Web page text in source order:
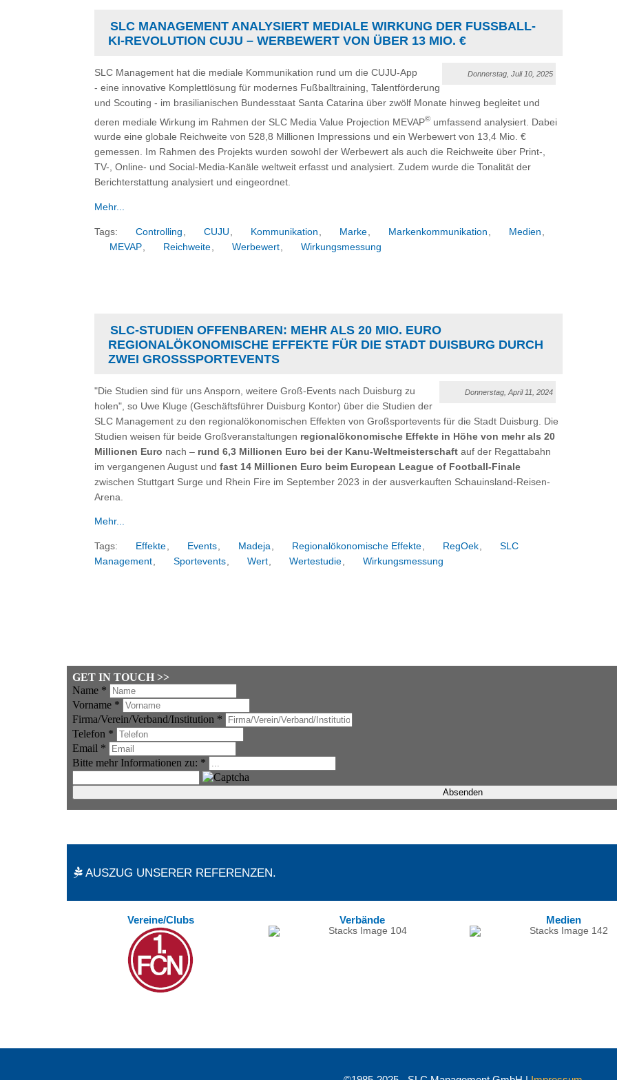
SLC MANAGEMENT ANALYSIERT MEDIALE WIRKUNG DER FUSSBALL-K
I-REVOLUTION CUJU – WERBEWERT VON ÜBER 13 MIO. €
Donnerstag, Juli 10, 2025
SLC Management hat die mediale Kommunikation rund um die CUJU-App
- eine innovative Komplettlösung für modernes Fußballtraining, Talentförderung
und Scouting - im brasilianischen Bundesstaat Santa Catarina über zwölf Monate hinweg begleitet und
deren mediale Wirkung im Rahmen der SLC Media Value Projection MEVAP© umfassend analysiert. Dabei
wurde eine globale Reichweite von 528,8 Millionen Impressions und ein Werbewert von 13,4 Mio. €
gemessen. Im Rahmen des Projekts wurden sowohl der Werbewert als auch die Reichweite über Print-,
TV-, Online- und Social-Media-Kanäle weltweit erfasst und analysiert. Zudem wurde die Tonalität der
Berichterstattung analysiert und eingeordnet.
Mehr...
Tags: Controlling CUJU Kommunikation Marke Markenkommunikation Medien
MEVAP
Reichweite Werbewert Wirkungsmessung
SLC-STUDIEN OFFENBAREN: MEHR ALS 20 MIO. EURO
REGIONALÖKONOMISCHE EFFEKTE FÜR DIE STADT DUISBURG DURCH
ZWEI GROSSSPORTEVENTS
Donnerstag, April 11, 2024
"Die Studien sind für uns Ansporn, weitere Groß-Events nach Duisburg zu
holen", so Uwe Kluge (Geschäftsführer Duisburg Kontor) über die Studien der
SLC Management zu den regionalökonomischen Effekten von Großsportevents für die Stadt Duisburg. Die
Studien weisen für beide Großveranstaltungen regionalökonomische Effekte in Höhe von mehr als 20
Millionen Euro nach – rund 6,3 Millionen Euro bei der Kanu-Weltmeisterschaft auf der Regattabahn
im vergangenen August und fast 14 Millionen Euro beim European League of Football-Finale
zwischen Stuttgart Surge und Rhein Fire im September 2023 in der ausverkauften Schauinsland-Reisen-
Arena.
Mehr...
Tags: Effekte, Events, Madeja, Regionalökonomische Effekte, RegOek,
SLC
Management, Sportevents, Wert, Wertestudie, Wirkungsmessung
AUSZUG UNSERER REFERENZEN.
Vereine/Clubs Verbände Medien